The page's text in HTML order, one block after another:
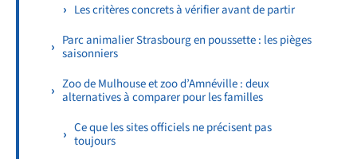
Les critères concrets à vérifier avant de partir
Parc animalier Strasbourg en poussette : les pièges
saisonniers
Zoo de Mulhouse et zoo d’Amnéville : deux
alternatives à comparer pour les familles
Ce que les sites officiels ne précisent pas
toujours